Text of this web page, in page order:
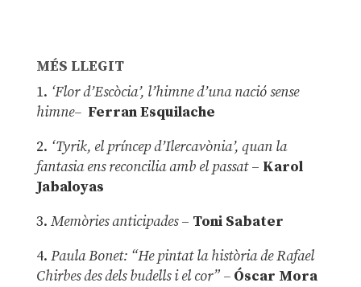
MÉS LLEGIT
1. ‘Flor d’Escòcia’, l’himne d’una nació sense
himne– Ferran Esquilache
2. ‘Tyrik, el príncep d’Ilercavònia’, quan la
fantasia ens reconcilia amb el passat– Karol
Jabaloyas
3. Memòries anticipades– Toni Sabater
4. Paula Bonet: “He pintat la història de Rafael
Chirbes des dels budells i el cor” –Óscar Mora